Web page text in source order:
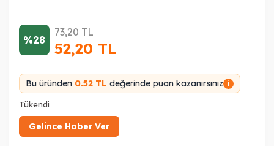
%28
73,20TL
52,20 TL
Bu üründen 0.52 TL değerinde puan kazanırsınız i
Tükendi
Gelince Haber Ver